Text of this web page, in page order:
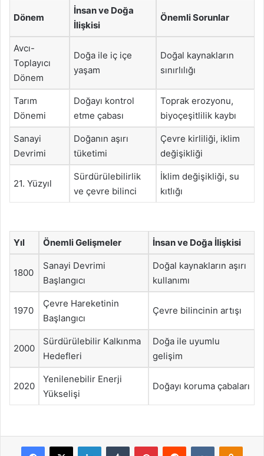
Dönem
İnsan ve Doğa
İlişkisi
Önemli Sorunlar
Avcı-
Toplayıcı
Dönem
Doğa ile iç içe
yaşam
Doğal kaynakların
sınırlılığı
Tarım
Dönemi
Doğayı kontrol
etme çabası
Toprak erozyonu,
biyoçeşitlilik kaybı
Sanayi
Devrimi
Doğanın aşırı
tüketimi
Çevre kirliliği, iklim
değişikliği
21. Yüzyıl
Sürdürülebilirlik
ve çevre bilinci
İklim değişikliği, su
kıtlığı
Yıl Önemli Gelişmeler İnsan ve Doğa İlişkisi
1800
Sanayi Devrimi
Başlangıcı
Doğal kaynakların aşırı
kullanımı
1970
Çevre Hareketinin
Başlangıcı
Çevre bilincinin artışı
2000
Sürdürülebilir Kalkınma
Hedefleri
Doğa ile uyumlu
gelişim
2020
Yenilenebilir Enerji
Yükselişi
Doğayı koruma çabaları
Facebook
X LinkedInTumblr PinterestReddit VKontakte